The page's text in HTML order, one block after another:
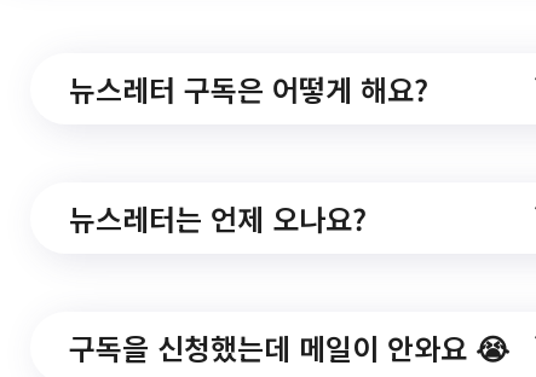
재단]2023년 서울
집
뉴스레터 구독은 어떻게 해요?
뉴스레터는 언제 오나요?
구독을 신청했는데 메일이 안와요 😭